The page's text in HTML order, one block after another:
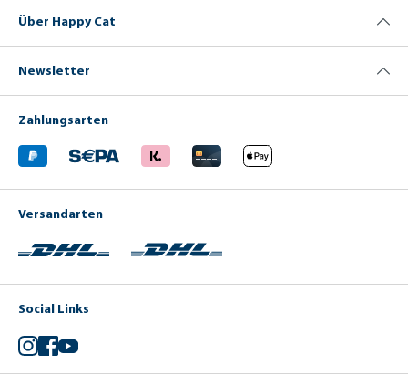
Über Happy Cat
Newsletter
Zahlungsarten
Versandarten
Social Links
Instagram
Facebook
YouTube